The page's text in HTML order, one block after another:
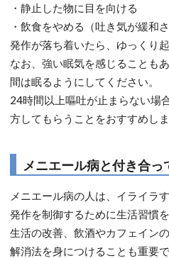
・静止した物に目を向ける
・飲食をやめる（吐き気が緩和さ
発作が落ち着いたら、ゆっくり
なお、強い眠気を感じることも
間は眠るようにしてください。
24時間以上嘔吐が止まらない場
方してもらうことをおすすめしま
メニエール病と付き合っ
メニエール病の人は、イライラ
発作を制御するために生活習慣
生活の改善、飲酒やカフェイン
解消法を身につけることも重要で